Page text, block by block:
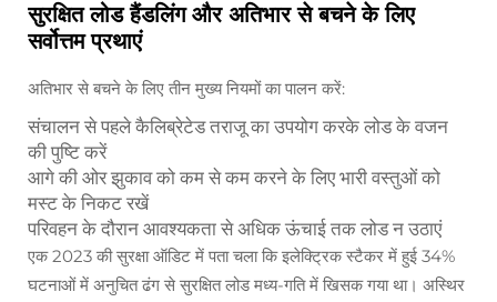
सुरक्षित लोड हैंडलिंग और अतिभार से बचने के लिए
सर्वोत्तम प्रथाएं
अतिभार से बचने के लिए तीन मुख्य नियमों का पालन करें:
संचालन से पहले कैलिब्रेटेड तराजू का उपयोग करके लोड के वजन
की पुष्टि करें
आगे की ओर झुकाव को कम से कम करने के लिए भारी वस्तुओं को
मस्ट के निकट रखें
परिवहन के दौरान आवश्यकता से अधिक ऊंचाई तक लोड न उठाएं
एक 2023 की सुरक्षा ऑडिट में पता चला कि इलेक्ट्रिक स्टैकर में हुई 34%
घटनाओं में अनुचित ढंग से सुरक्षित लोड मध्य-गति में खिसक गया था। अस्थिर